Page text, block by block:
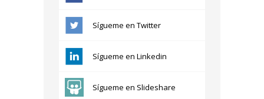
Sígueme en Twitter
Sígueme en Linkedin
Sígueme en Slideshare